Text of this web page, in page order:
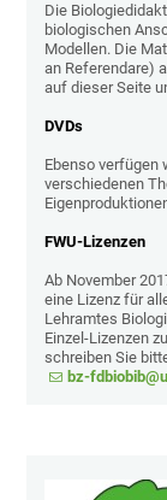
Die
biologischen
Modellen. Die
an Referendare)
auf dieser Seite
DVDs
Ebenso verfügen
verschiedenen
FWU-Lizenzen
Ab November
eine Lizenz für
Lehramtes
Einzel-Lizenzen
schreiben Sie
bz-